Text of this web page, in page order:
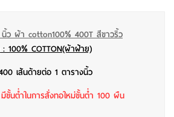
ว ผ้า cotton100% 400T สีขาวริ้ว
100% COTTON(ผ้าฝ้าย)
เส้นด้ายต่อ 1 ตารางนิ้ว
ขั้นต่ำในการสั่งทอใหม่ขั้นต่ำ 100 ผืน